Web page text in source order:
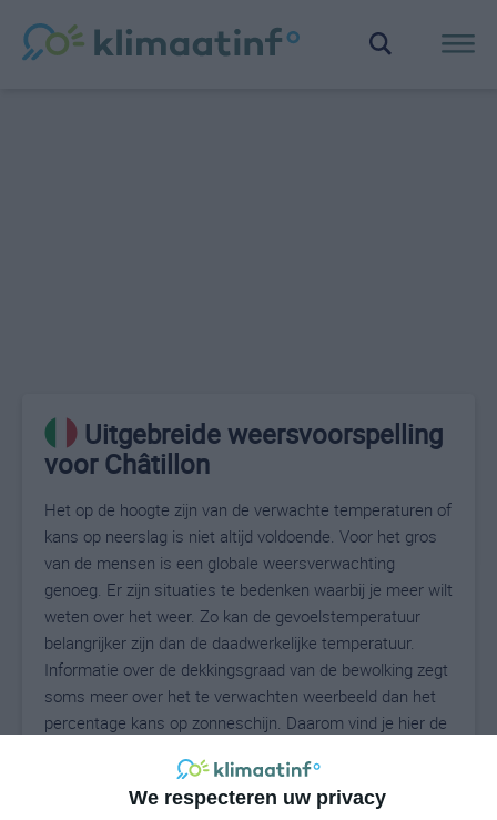
We respecteren uw privacy
Uitgebreide weersvoorspelling
voor Châtillon
Het op de hoogte zijn van de verwachte temperaturen of
kans op neerslag is niet altijd voldoende. Voor het gros
van de mensen is een globale weersverwachting
genoeg. Er zijn situaties te bedenken waarbij je meer wilt
weten over het weer. Zo kan de gevoelstemperatuur
belangrijker zijn dan de daadwerkelijke temperatuur.
Informatie over de dekkingsgraad van de bewolking zegt
soms meer over het te verwachten weerbeeld dan het
percentage kans op zonneschijn. Daarom vind je hier de